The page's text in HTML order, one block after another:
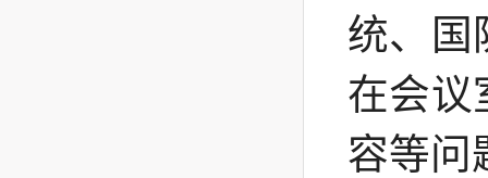
统、国
在会议
容等问